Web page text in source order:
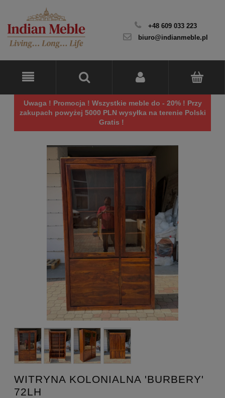
+48 609 033 223
biuro@indianmeble.pl
Uwaga ! Promocja ! Wszystkie meble do - 20% ! Przy
zakupach powyżej 5000 PLN wysyłka na terenie Polski
Gratis !
WITRYNA KOLONIALNA 'BURBERY'
72LH